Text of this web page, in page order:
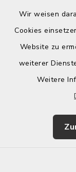
Wir weisen
Cookies
Website zu
weiterer
Weitere